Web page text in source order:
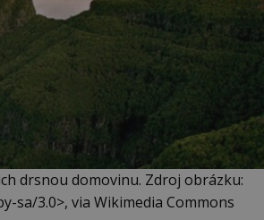
drsnou domovinu. Zdroj obrázku:
sa/3.0>, via Wikimedia Commons